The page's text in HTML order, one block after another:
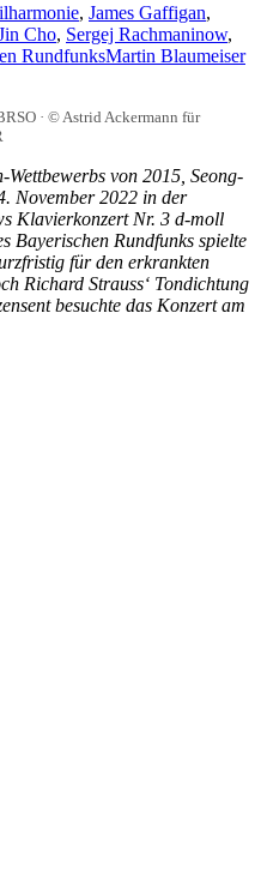
, James Gaffigan,
Cho, Sergej Rachmaninow,
RundfunksMartin Blaumeiser
· © Astrid Ackermann für
von 2015, Seong-
November 2022 in der
Klavierkonzert Nr. 3 d-moll
Bayerischen Rundfunks spielte
für den erkrankten
Richard Strauss‘ Tondichtung
besuchte das Konzert am